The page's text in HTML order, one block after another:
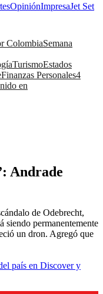
OpiniónImpresaJet Set
ColombiaSemana
TurismoEstados
Finanzas Personales4
en
Andrade
de Odebrecht,
siendo permanentemente
un dron. Agregó que
país en Discover y